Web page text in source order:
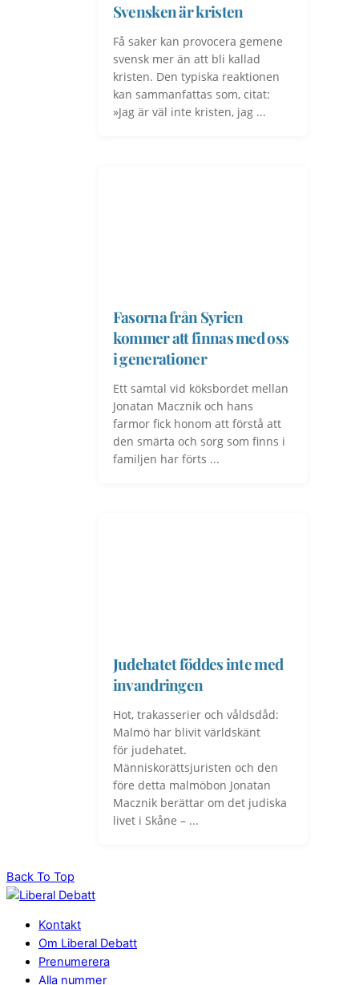
Svensken är kristen
Få saker kan provocera gemene
svensk mer än att bli kallad
kristen. Den typiska reaktionen
kan sammanfattas som, citat:
»Jag är väl inte kristen, jag ...
Fasorna från Syrien
kommer att finnas med oss
i generationer
Ett samtal vid köksbordet mellan
Jonatan Macznik och hans
farmor fick honom att förstå att
den smärta och sorg som finns i
familjen har förts ...
Judehatet föddes inte med
invandringen
Hot, trakasserier och våldsdåd:
Malmö har blivit världskänt
för judehatet.
Människorättsjuristen och den
före detta malmöbon Jonatan
Macznik berättar om det judiska
livet i Skåne – ...
Back To Top
Kontakt
Om Liberal Debatt
Prenumerera
Alla nummer